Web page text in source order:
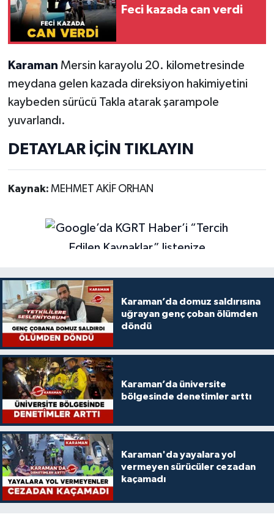
Feci kazada can verdi
Karaman Mersin karayolu 20. kilometresinde
meydana gelen kazada direksiyon hakimiyetini
kaybeden sürücü Takla atarak şarampole
yuvarlandı.
DETAYLAR İÇİN TIKLAYIN
Kaynak: MEHMET AKİF ORHAN
Karaman’da domuz saldırısına
uğrayan genç çoban ölümden
döndü
Karaman’da üniversite
bölgesinde denetimler arttı
Karaman'da yayalara yol
vermeyen sürücüler cezadan
kaçamadı